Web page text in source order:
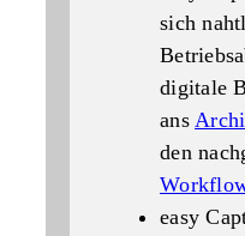
sich
digitale
ans
den
easy